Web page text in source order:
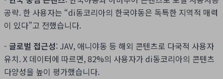
공략. 한 사용자는 “di동코리아의 한국야동은 독특한 지역적 매력
이 있다”고 전했습니다.
- 글로벌 접근성: JAV, 애니야동 등 해외 콘텐츠로 다국적 사용자
유치. X 데이터에 따르면, 82%의 사용자가 di동코리아의 콘텐츠
다양성을 높이 평가했습니다.